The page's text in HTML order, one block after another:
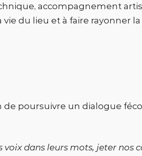
accompagnement
du lieu et à faire rayonner
de poursuivre un dialogue
dans leurs mots, jeter nos